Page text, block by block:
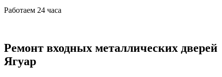
Работаем 24 часа
Ремонт входных металлических дверей
Ягуар